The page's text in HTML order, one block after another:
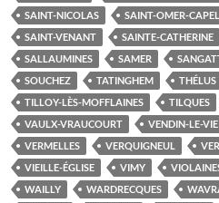
SAINT-NICOLAS
SAINT-OMER-
SAINT-VENANT
SAINTE-CATHERINE
SALLAUMINES
SAMER
SOUCHEZ
TATINGHEM THÉLUS
TILLOY-LÈS-MOFFLAINES
TILQUES
VAULX-VRAUCOURT
VENDIN-LE-
VERMELLES
VERQUIGNEUL
VIEILLE-ÉGLISE
VIMY
WAILLY
WARDRECQUES